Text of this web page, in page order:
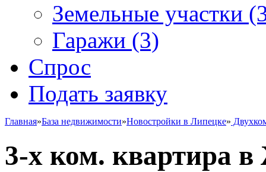
Земельные участки
Гаражи (3)
Спрос
Подать заявку
Главная»База недвижимости»Новостройки в Липецке»
3-х ком. квартира